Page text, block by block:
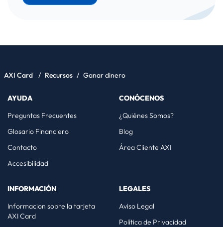
AXI Card / Recursos / Ganar dinero
AYUDA
Preguntas Frecuentes
Glosario Financiero
Contacto
Accesibilidad
CONÓCENOS
¿Quiénes Somos?
Blog
Área Cliente AXI
INFORMACIÓN
Informacion sobre la tarjeta
AXI Card
LEGALES
Aviso Legal
Política de Privacidad